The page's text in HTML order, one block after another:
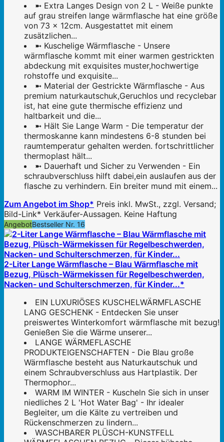
➼ Extra Langes Design von 2 L - Weiße punkte
auf grau streifen lange wärmflasche hat eine größe
von 73 x 12cm. Ausgestattet mit einem
zusätzlichen...
➼ Kuschelige Wärmflasche - Unsere
wärmflasche kommt mit einer warmen gestrickten
abdeckung mit exquisites muster,hochwertige
rohstoffe und exquisite...
➼ Material der Gestrickte Wärmflasche - Aus
premium naturkautschuk,Geruchlos und recyclebar
ist, hat eine gute thermische effizienz und
haltbarkeit und die...
➼ Hält Sie Lange Warm - Die temperatur der
thermoskanne kann mindestens 6-8 stunden bei
raumtemperatur gehalten werden. fortschrittlicher
thermoplast hält...
➼ Dauerhaft und Sicher zu Verwenden - Ein
schraubverschluss hilft dabei,ein auslaufen aus der
flasche zu verhindern. Ein breiter mund mit einem...
Zum Angebot im Shop* Preis inkl. MwSt., zzgl. Versand;
Bild-Link* Verkäufer-Aussagen. Keine Haftung
AngebotBestseller Nr. 16
2-Liter Lange Wärmflasche – Blau Wärmflasche mit
Bezug, Plüsch-Wärmekissen für Regelbeschwerden,
Nacken- und Schulterschmerzen, für Kinder...*
EIN LUXURIÖSES KUSCHELWÄRMFLASCHE
LANG GESCHENK - Entdecken Sie unser
preiswertes Winterkomfort wärmflasche mit bezug!
Genießen Sie die Wärme unserer...
LANGE WÄRMEFLASCHE
PRODUKTEIGENSCHAFTEN - Die Blau große
Wärmflasche besteht aus Naturkautschuk und
einem Schraubverschluss aus Hartplastik. Der
Thermophor...
WARM IM WINTER - Kuscheln Sie sich in unser
niedliches 2 L 'Hot Water Bag' - Ihr idealer
Begleiter, um die Kälte zu vertreiben und
Rückenschmerzen zu lindern...
WASCHBARER PLÜSCH-KUNSTFELL